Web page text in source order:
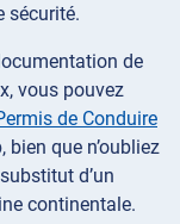
sécurité.
de
vous pouvez
de Conduire
bien que n’oubliez
d’un
continentale.